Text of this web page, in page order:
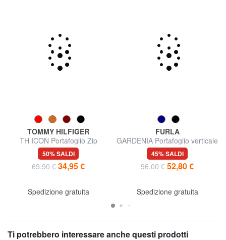
TOMMY HILFIGER
TH ICON Portafoglio Zip
Around
50% SALDI
69,90 € 34,95 €
Spedizione gratuita
FURLA
GARDENIA Portafoglio verticale
in pelle
45% SALDI
96,00 € 52,80 €
Spedizione gratuita
Ti potrebbero interessare anche questi prodotti